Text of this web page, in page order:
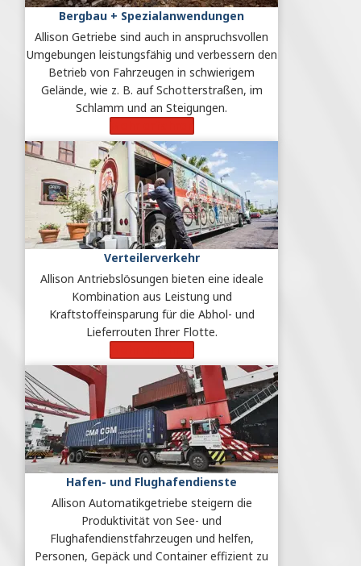
Bergbau + Spezialanwendungen
Allison Getriebe sind auch in anspruchsvollen
Umgebungen leistungsfähig und verbessern den
Betrieb von Fahrzeugen in schwierigem
Gelände, wie z. B. auf Schotterstraßen, im
Schlamm und an Steigungen.
Verteilerverkehr
Allison Antriebslösungen bieten eine ideale
Kombination aus Leistung und
Kraftstoffeinsparung für die Abhol- und
Lieferrouten Ihrer Flotte.
Hafen- und Flughafendienste
Allison Automatikgetriebe steigern die
Produktivität von See- und
Flughafendienstfahrzeugen und helfen,
Personen, Gepäck und Container effizient zu